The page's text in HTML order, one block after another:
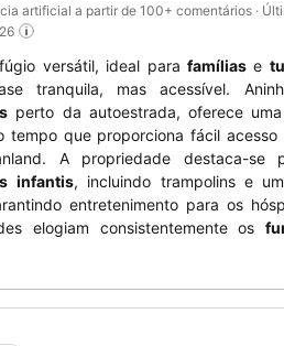
artificial a partir de 100+ comentários ·
versátil, ideal para famíliase
tranquila, mas acessível.
perto da autoestrada, oferece
tempo que proporciona fácil acesso
A propriedade destaca-se
infantis, incluindo trampolins e
entretenimento para os
elogiam consistentemente os
um quarto num andar superior.